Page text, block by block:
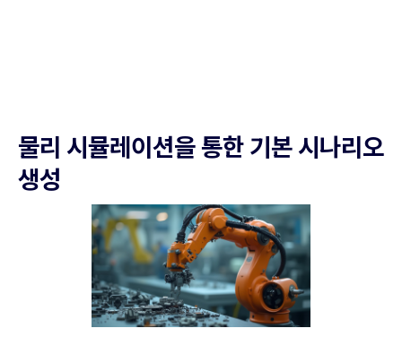
물리 시뮬레이션을 통한 기본 시나리오
생성